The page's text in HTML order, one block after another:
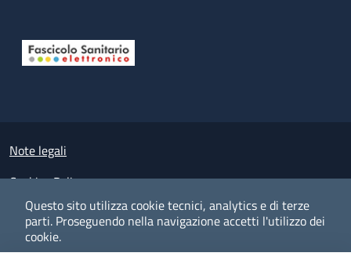
Questo sito utilizza cookie tecnici, analytics e di terze
parti. Proseguendo nella navigazione accetti l'utilizzo dei
cookie.
Small prints
Note legali
Cookies Policy
Policy privacy e protezione del dato personale
Albo pretorio on-line